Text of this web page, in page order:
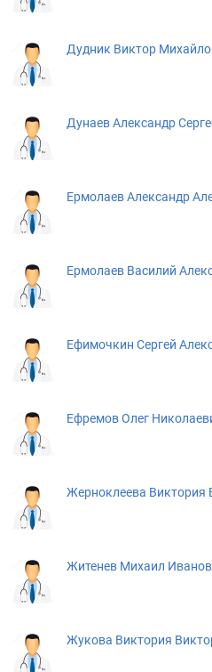
Дудник Виктор
Дунаев Александр
Ермолаев Александр
Ермолаев Василий
Ефимочкин Сергей
Ефремов Олег
Жерноклеева Виктория
Житенев Михаил
Жукова Виктория